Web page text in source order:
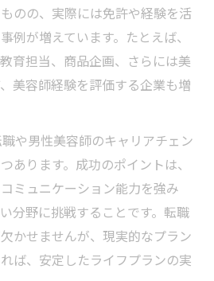
のの、実際には免許や経験を活
例が増えています。たとえば、
育担当、商品企画、さらには美
美容師経験を評価する企業も増
や男性美容師のキャリアチェン
あります。成功のポイントは、
ミュニケーション能力を強み
分野に挑戦することです。転職
かせませんが、現実的なプラン
ば、安定したライフプランの実